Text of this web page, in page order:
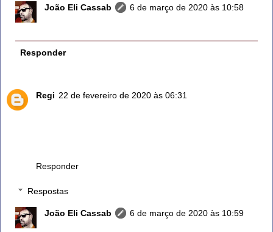
João Eli Cassab
6 de março de 2020 às 10:58
Responder
Regi 22 de fevereiro de 2020 às 06:31
Responder
Respostas
João Eli Cassab
6 de março de 2020 às 10:59